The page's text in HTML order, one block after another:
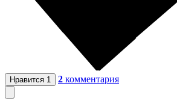
Нравится 1 2 комментария